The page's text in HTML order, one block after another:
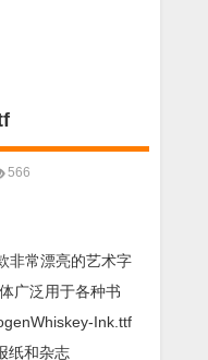
566
非常漂亮的艺术字
广泛用于各种书
Ink.ttf
纸和杂志